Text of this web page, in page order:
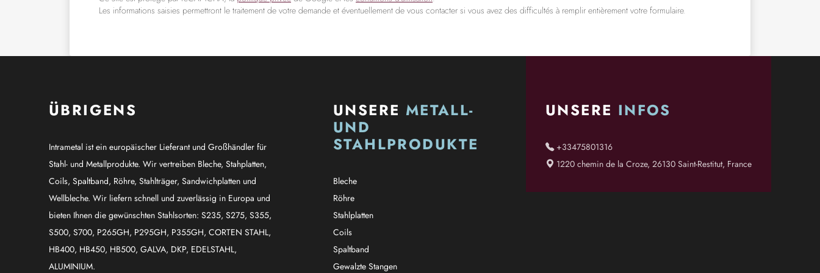
Les informations saisies permettront le traitement de votre demande et éventuellement de vous contacter si vous avez des difficultés à remplir entièrement votre formulaire.
ÜBRIGENS
Intrametal ist ein europäischer Lieferant und Großhändler für
Stahl- und Metallprodukte. Wir vertreiben Bleche, Stahplatten,
Coils, Spaltband, Röhre, Stahlträger, Sandwichplatten und
Wellbleche. Wir liefern schnell und zuverlässig in Europa und
bieten Ihnen die gewünschten Stahlsorten: S235, S275, S355,
S500, S700, P265GH, P295GH, P355GH, CORTEN STAHL,
HB400, HB450, HB500, GALVA, DKP, EDELSTAHL,
ALUMINIUM.
UNSERE METALL-
UND
STAHLPRODUKTE
Bleche
Röhre
Stahlplatten
Coils
Spaltband
Gewalzte Stangen
UNSERE INFOS
+33475801316
1220 chemin de la Croze, 26130 Saint-Restitut, France